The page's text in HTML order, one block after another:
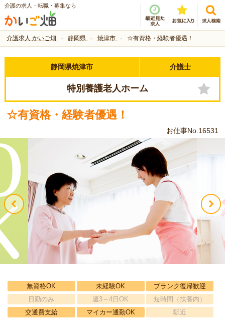
介護の求人・転職・募集なら
介護求人 かいご畑 静岡県 焼津市 ☆有資格・経験者優遇！
静岡県焼津市 介護士
特別養護老人ホーム
☆有資格・経験者優遇！
お仕事No.16531
無資格OK 未経験OK
ブランク復帰歓迎
日勤のみ
週3～4日OK
短時間（扶養内）
交通費支給
マイカー通勤OK 駅近